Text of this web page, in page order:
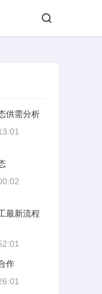
供需分析
最新流程
作